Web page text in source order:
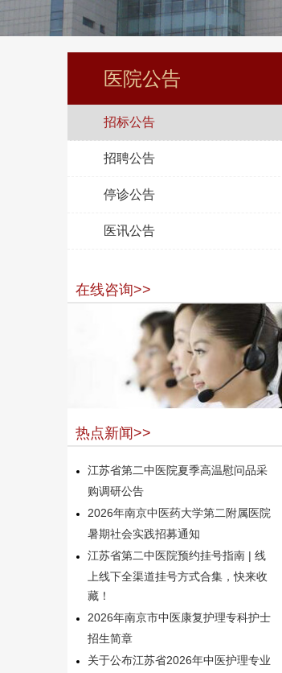
医院公告
招标公告
招聘公告
停诊公告
医讯公告
在线咨询>>
热点新闻>>
江苏省第二中医院夏季高温慰问品采
购调研公告
2026年南京中医药大学第二附属医院
暑期社会实践招募通知
江苏省第二中医院预约挂号指南 | 线
上线下全渠道挂号方式合集，快来收
藏！
2026年南京市中医康复护理专科护士
招生简章
关于公布江苏省2026年中医护理专业